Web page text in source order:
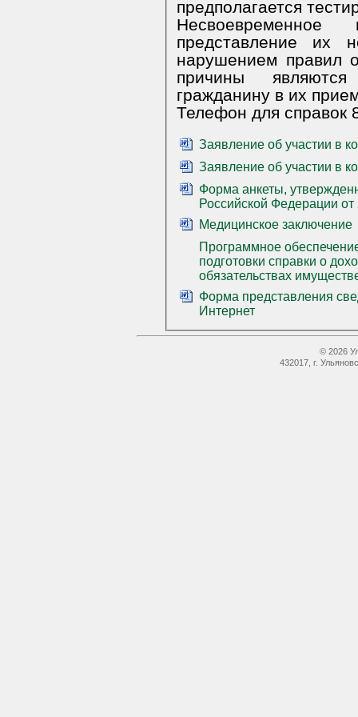
Несвоевременное
представление
нарушением правил
причины
гражданину в их
Телефон для
Заявление об участии в
Заявление об участии в
Форма анкеты,
Российской Федерации
Медицинское заключение
Программное
подготовки справки о
обязательствах
Форма представления
Интернет
© 2026
432017, г.